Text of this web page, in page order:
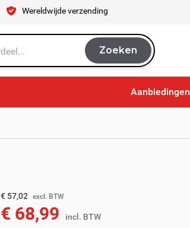
Wereldwijde verzending
Zoek
Zoeken
Aanbiedingen
€ 57,02 excl. BTW
€ 73,55excl. BTW
€ 68,99 incl. BTW